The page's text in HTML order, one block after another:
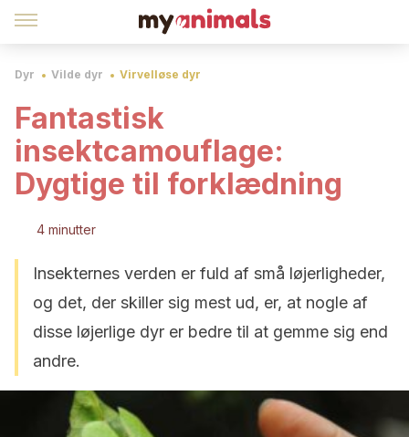
Dyr Vilde dyr Virvelløse dyr
Fantastisk
insektcamouflage:
Dygtige til forklædning
4 minutter
Insekternes verden er fuld af små løjerligheder,
og det, der skiller sig mest ud, er, at nogle af
disse løjerlige dyr er bedre til at gemme sig end
andre.